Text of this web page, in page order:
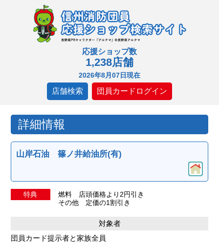
応援ショップ数
1,238店舗
2026年8月07日現在
店舗検索 団員カードログイン
詳細情報
山岸石油 篠ノ井給油所(有)
特典
燃料 店頭価格より2円引き
その他 定価の1割引き
対象者
団員カード提示者と家族全員